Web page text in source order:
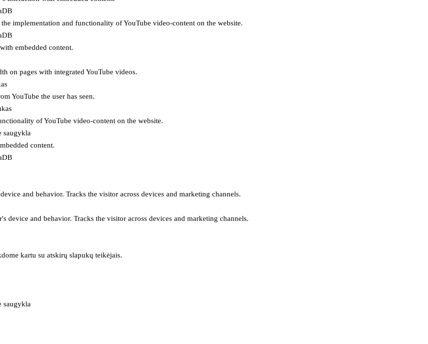
implementation and functionality of YouTube video-content on the website.
embedded content.
on pages with integrated YouTube videos.
YouTube the user has seen.
of YouTube video-content on the website.
saugykla
content.
and behavior. Tracks the visitor across devices and marketing channels.
device and behavior. Tracks the visitor across devices and marketing channels.
kartu su atskirų slapukų teikėjais.
saugykla